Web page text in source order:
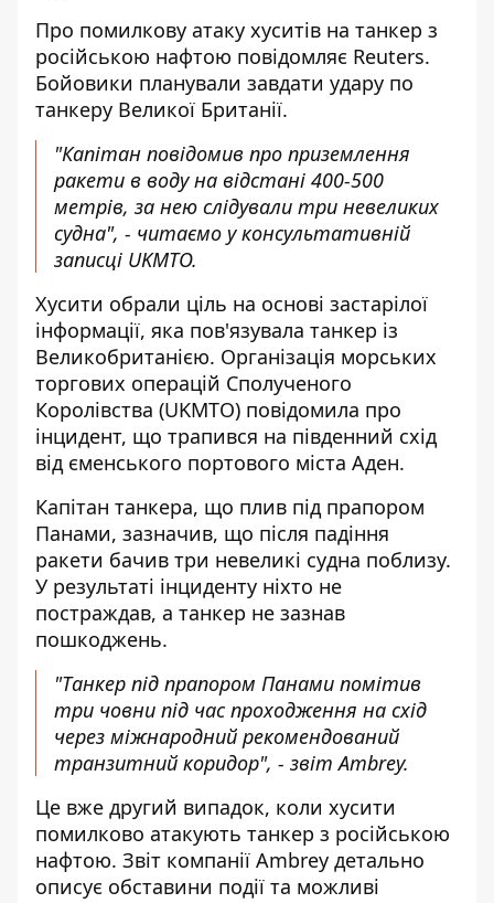
Про помилкову атаку хуситів на танкер з
російською нафтою повідомляє Reuters.
Бойовики планували завдати удару по
танкеру Великої Британії.
"Капітан повідомив про приземлення
ракети в воду на відстані 400-500
метрів, за нею слідували три невеликих
судна", - читаємо у консультативній
записці UKMTO.
Хусити обрали ціль на основі застарілої
інформації, яка пов'язувала танкер із
Великобританією. Організація морських
торгових операцій Сполученого
Королівства (UKMTO) повідомила про
інцидент, що трапився на південний схід
від єменського портового міста Аден.
Капітан танкера, що плив під прапором
Панами, зазначив, що після падіння
ракети бачив три невеликі судна поблизу.
У результаті інциденту ніхто не
постраждав, а танкер не зазнав
пошкоджень.
"Танкер під прапором Панами помітив
три човни під час проходження на схід
через міжнародний рекомендований
транзитний коридор", - звіт Ambrey.
Це вже другий випадок, коли хусити
помилково атакують танкер з російською
нафтою. Звіт компанії Ambrey детально
описує обставини події та можливі